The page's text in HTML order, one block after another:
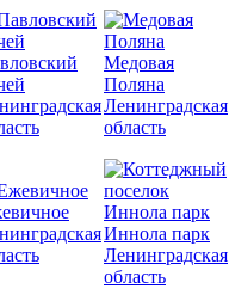
Медовая
Поляна
Ленинградская
область
Иннола парк
Ленинградская
область